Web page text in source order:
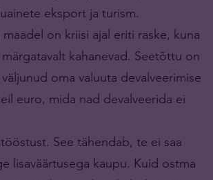
eksport ja turism.
on kriisi ajal eriti raske, kuna
kahanevad. Seetõttu on
oma valuuta devalveerimise
euro, mida nad devalveerida ei
See tähendab, te ei saa
lisaväärtusega kaupu. Kuid ostma